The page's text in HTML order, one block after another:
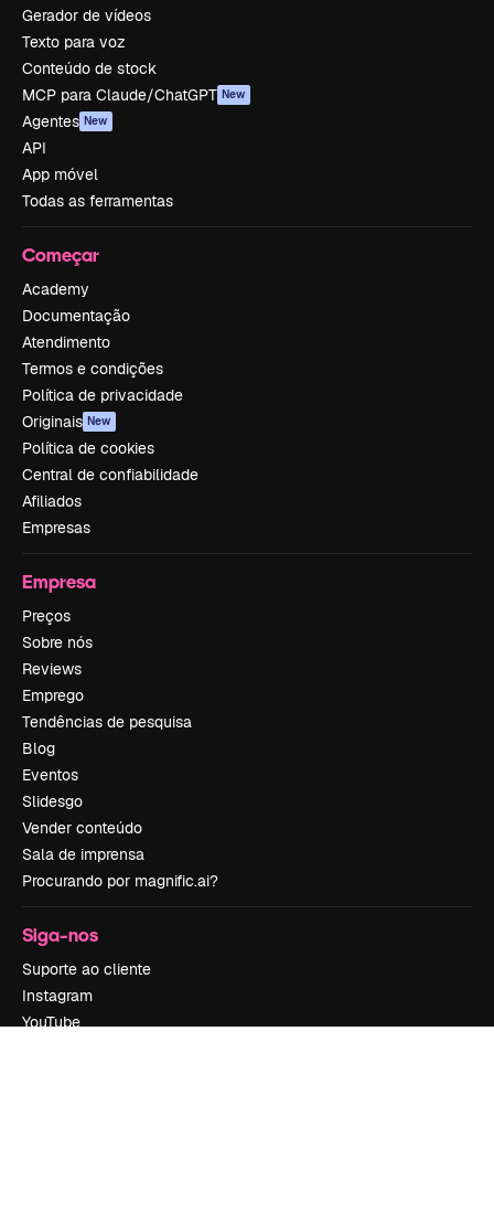
Gerador de vídeos
Texto para voz
Conteúdo de stock
MCP para Claude/ChatGPT New
Agentes New
API
App móvel
Todas as ferramentas
Começar
Academy
Documentação
Atendimento
Termos e condições
Política de privacidade
Originais New
Política de cookies
Central de confiabilidade
Afiliados
Empresas
Empresa
Preços
Sobre nós
Reviews
Emprego
Tendências de pesquisa
Blog
Eventos
Slidesgo
Vender conteúdo
Sala de imprensa
Procurando por magnific.ai?
Siga-nos
Suporte ao cliente
Instagram
YouTube